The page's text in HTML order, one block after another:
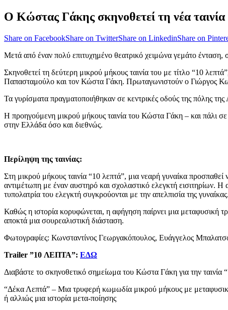
Ο Κώστας Γάκης σκηνοθετεί τη νέα
Share on FacebookShare on TwitterShare on LinkedinShare on
Μετά από έναν πολύ επιτυχημένο θεατρικό χειμώνα γεμάτο
Σκηνοθετεί τη δεύτερη μικρού μήκους ταινία του με τίτλο “10
Παπασταμούλο και τον Κώστα Γάκη. Πρωταγωνιστούν ο Γιώργος
Τα γυρίσματα πραγματοποιήθηκαν σε κεντρικές οδούς της πόλης
Η προηγούμενη μικρού μήκους ταινία του Κώστα Γάκη – και πάλι
στην Ελλάδα όσο και διεθνώς.
Περίληψη της ταινίας:
Στη μικρού μήκους ταινία “10 λεπτά”, μια νεαρή γυναίκα προσπαθεί
αντιμέτωπη με έναν αυστηρό και σχολαστικό ελεγκτή εισιτηρίων.
τυπολατρία του ελεγκτή συγκρούονται με την απελπισία της γυναίκας.
Καθώς η ιστορία κορυφώνεται, η αφήγηση παίρνει μια μεταφυσική
αποκτά μια σουρεαλιστική διάσταση.
Φωτογραφίες: Κωνσταντίνος Γεωργακόπουλος, Ευάγγελος
Trailer ”10 ΛΕΠΤΑ”: ΕΔΩ
Διαβάστε το σκηνοθετικό σημείωμα του Κώστα Γάκη για την ταινία
“Δέκα Λεπτά” – Μια τρυφερή κωμωδία μικρού μήκους με
ή αλλιώς μια ιστορία μετα-ποίησης